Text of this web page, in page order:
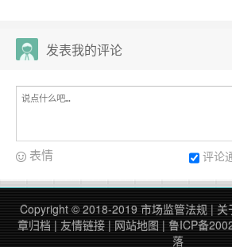
发表我的评论
评论
表情
Copyright © 2018-2019 市场监管法规 | 关
章归档 | 友情链接| 网站地图 | 鲁ICP备
落